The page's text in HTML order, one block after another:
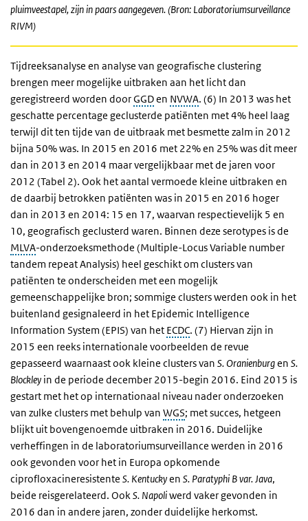
pluimveestapel, zijn in paars aangegeven. (Bron: Laboratoriumsurveillance
RIVM)
Tijdreeksanalyse en analyse van geografische clustering
brengen meer mogelijke uitbraken aan het licht dan
geregistreerd worden doorGGDen NVWA. (6) In 2013 was het
geschatte percentage geclusterde patiënten met 4% heel laag
terwijl dit ten tijde van de uitbraak met besmette zalm in 2012
bijna 50% was. In 2015 en 2016 met 22% en 25% was dit meer
dan in 2013 en 2014 maar vergelijkbaar met de jaren voor
2012 (Tabel 2). Ook het aantal vermoede kleine uitbraken en
de daarbij betrokken patiënten was in 2015 en 2016 hoger
dan in 2013 en 2014: 15 en 17, waarvan respectievelijk 5 en
10, geografisch geclusterd waren. Binnen deze serotypes is de
MLVA-onderzoeksmethode (Multiple-Locus Variable number
tandem repeat Analysis) heel geschikt om clusters van
patiënten te onderscheiden met een mogelijk
gemeenschappelijke bron; sommige clusters werden ook in het
buitenland gesignaleerd in het Epidemic Intelligence
Information System (EPIS) van het ECDC. (7) Hiervan zijn in
2015 een reeks internationale voorbeelden de revue
gepasseerd waarnaast ook kleine clusters van S. Oranienburgen S.
Blockley in de periode december 2015-begin 2016. Eind 2015 is
gestart met het op internationaal niveau nader onderzoeken
van zulke clusters met behulp van WGS; met succes, hetgeen
blijkt uit bovengenoemde uitbraken in 2016. Duidelijke
verheffingen in de laboratoriumsurveillance werden in 2016
ook gevonden voor het in Europa opkomende
ciprofloxacineresistente S. Kentuckyen S. Paratyphi B var. Java,
beide reisgerelateerd. Ook S. Napoliwerd vaker gevonden in
2016 dan in andere jaren, zonder duidelijke herkomst.